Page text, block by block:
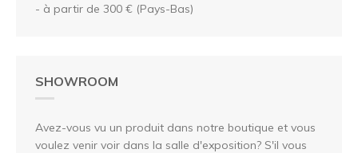
- à partir de 300 € (Pays-Bas)
SHOWROOM
Avez-vous vu un produit dans notre boutique et vous
voulez venir voir dans la salle d'exposition? S'il vous